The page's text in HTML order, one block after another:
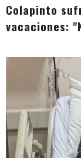
Colapinto
vacaciones: